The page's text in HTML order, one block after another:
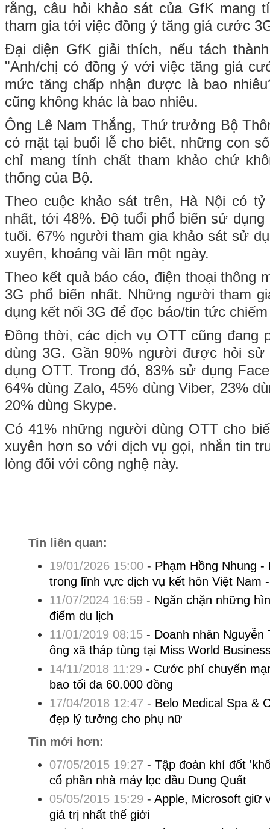
rằng, câu hỏi khảo sát của GfK mang
tham gia tới việc đồng ý tăng giá cước
Đại diện GfK giải thích, nếu tách
"Anh/chị có đồng ý với việc tăng giá
mức tăng chấp nhận được là bao
cũng không khác là bao nhiêu.
Ông Lê Nam Thắng, Thứ trưởng Bộ
có mặt tại buổi lễ cho biết, những con
chỉ mang tính chất tham khảo chứ
thống của Bộ.
Theo cuộc khảo sát trên, Hà Nội có
nhất, tới 48%. Độ tuổi phổ biến sử
tuổi. 67% người tham gia khảo sát sử
xuyên, khoảng vài lần một ngày.
Theo kết quả báo cáo, điện thoại thông
3G phổ biến nhất. Những người tham
dụng kết nối 3G để đọc báo/tin tức
Đồng thời, các dịch vụ OTT cũng đang
dùng 3G. Gần 90% người được hỏi
dụng OTT. Trong đó, 83% sử dụng
64% dùng Zalo, 45% dùng Viber, 23%
20% dùng Skype.
Có 41% những người dùng OTT cho
xuyên hơn so với dịch vụ gọi, nhắn tin
lòng đối với công nghệ này.
Tin liên quan:
19/01/2026 15:00- Phạm Hồng Nhung
trong lĩnh vực dịch vụ kết hôn Việt Nam
11/07/2024 16:59 - Ngăn chặn những
điểm du lịch
11/01/2019 08:15- Doanh nhân
ông xã tháp tùng tại Miss World
14/11/2018 11:29 - Cước phí chuyển
bao tối đa 60.000 đồng
17/04/2018 12:47 - Belo Medical Spa &
đẹp lý tưởng cho phụ nữ
Tin mới hơn:
07/05/2015 19:27 - Tập đoàn khí đốt
cổ phần nhà máy lọc dầu Dung Quất
05/05/2015 15:29 - Apple, Microsoft giữ
giá trị nhất thế giới